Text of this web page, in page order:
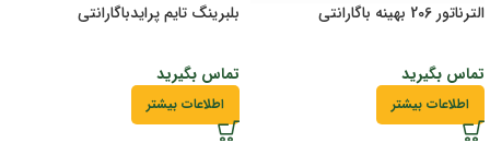
الترناتور 206 بهینه باگارانتی
تماس بگیرید
اطلاعات بیشتر
بلبرینگ تایم پرایدباگارانتی
تماس بگیرید
اطلاعات بیشتر